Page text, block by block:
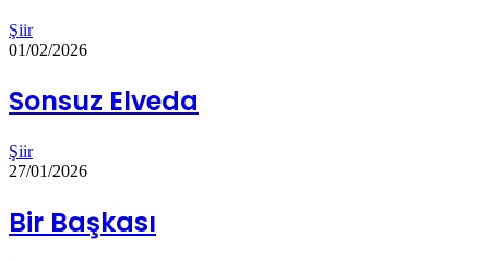
Şiir
01/02/2026
Sonsuz Elveda
Şiir
27/01/2026
Bir Başkası